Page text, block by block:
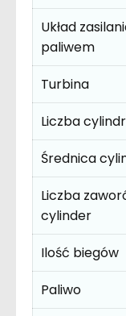
Układ
paliwem
Turbina
Liczba
Średnica
Liczba
cylinder
Ilość biegów
Paliwo